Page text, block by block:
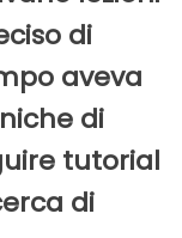
di
aveva
di
tutorial
di